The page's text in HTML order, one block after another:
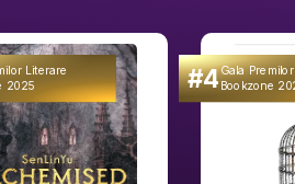
Literare
2025 #4Gala
Bookzone